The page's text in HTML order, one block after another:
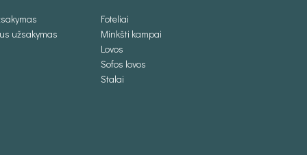
užsakymas
Foteliai
Minkšti kampai
Lovos
Sofos lovos
Stalai